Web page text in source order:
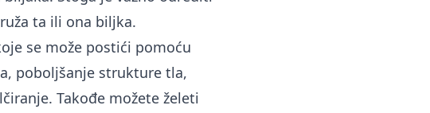
ta ili ona biljka.
se može postići pomoću
poboljšanje strukture tla,
Takođe možete želeti